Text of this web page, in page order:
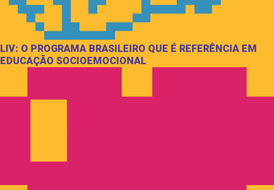
LIV: O PROGRAMA BRASILEIRO QUE É REFERÊNCIA EM
EDUCAÇÃO SOCIOEMOCIONAL